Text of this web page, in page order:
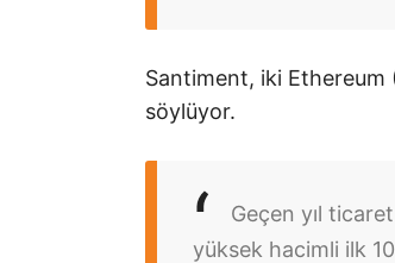
Santiment, iki Ethereum
söylüyor.
Geçen yıl
yüksek hacimli ilk